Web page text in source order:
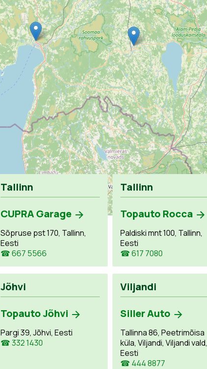
Tallinn
CUPRA Garage
Sõpruse pst 170, Tallinn,
Eesti
☎ 667 5566
Tallinn
Topauto Rocca
Paldiski mnt 100, Tallinn,
Eesti
☎ 617 7080
Jõhvi
Topauto Jõhvi
Pargi 39, Jõhvi, Eesti
☎ 332 1430
Viljandi
Siller Auto
Tallinna 86, Peetrimõisa
küla, Viljandi, Viljandi vald,
Eesti
☎ 444 8877